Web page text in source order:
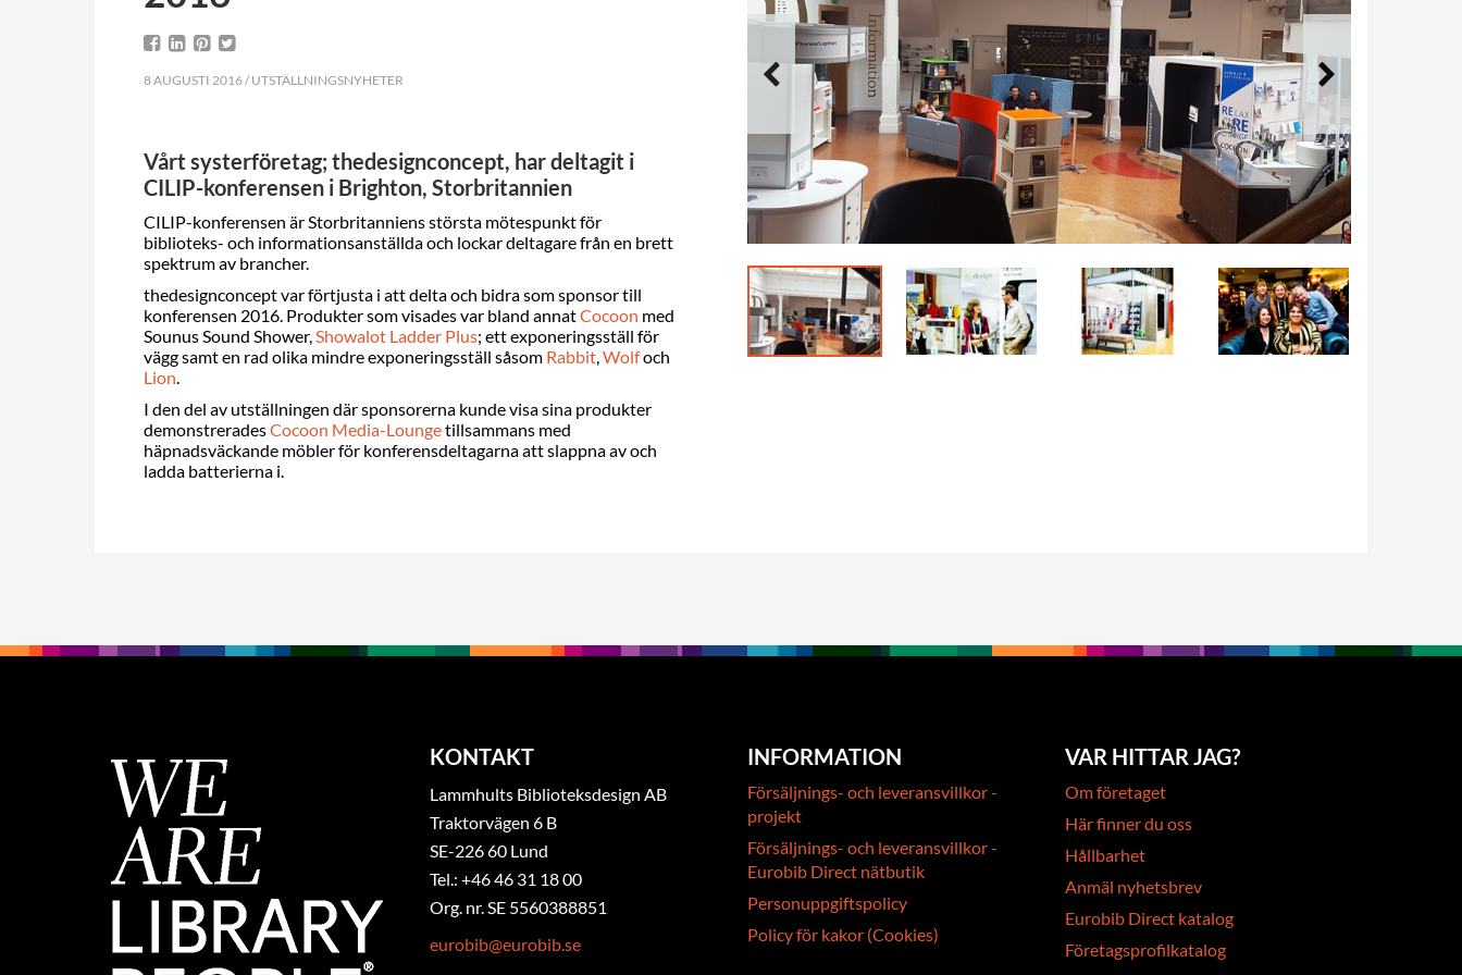
8 AUGUSTI 2016 / UTSTÄLLNINGSNYHETER
Vårt systerföretag; thedesignconcept, har deltagit i
CILIP-konferensen i Brighton, Storbritannien
CILIP-konferensen är Storbritanniens största mötespunkt för
biblioteks- och informationsanställda och lockar deltagare från en brett
spektrum av brancher.
thedesignconcept var förtjusta i att delta och bidra som sponsor till
konferensen 2016. Produkter som visades var bland annatCocoon med
Sounus Sound Shower,Showalot Ladder Plus; ett exponeringsställ för
vägg samt en rad olika mindre exponeringsställ såsom Rabbit,Wolfoch
Lion.
I den del av utställningen där sponsorerna kunde visa sina produkter
demonstreradesCocoon Media-Loungetillsammans med
häpnadsväckande möbler för konferensdeltagarna att slappna av och
ladda batterierna i.
KONTAKT
Lammhults Biblioteksdesign AB
Traktorvägen 6 B
SE-226 60 Lund
Tel.: +46 46 31 18 00
Org. nr. SE 5560388851
eurobib@eurobib.se
INFORMATION
Försäljnings- och leveransvillkor -
projekt
Försäljnings- och leveransvillkor -
Eurobib Direct nätbutik
Personuppgiftspolicy
Policy för kakor (Cookies)
VAR HITTAR JAG?
Om företaget
Här finner du oss
Hållbarhet
Anmäl nyhetsbrev
Eurobib Direct katalog
Företagsprofilkatalog